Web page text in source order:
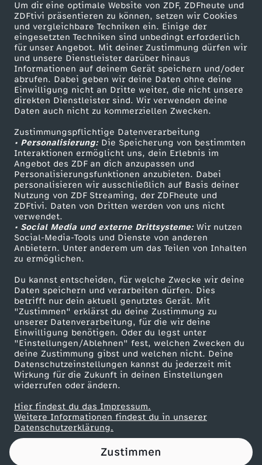
Um dir eine optimale Website von ZDF, ZDFheute und
ZDFtivi präsentieren zu können, setzen wir Cookies
und vergleichbare Techniken ein. Einige der
eingesetzten Techniken sind unbedingt erforderlich
für unser Angebot. Mit deiner Zustimmung dürfen wir
und unsere Dienstleister darüber hinaus
Informationen auf deinem Gerät speichern und/oder
abrufen. Dabei geben wir deine Daten ohne deine
Einwilligung nicht an Dritte weiter, die nicht unsere
direkten Dienstleister sind. Wir verwenden deine
Daten auch nicht zu kommerziellen Zwecken.
Zustimmungspflichtige Datenverarbeitung
• Personalisierung:Die Speicherung von bestimmten
Interaktionen ermöglicht uns, dein Erlebnis im
Angebot des ZDF an dich anzupassen und
Personalisierungsfunktionen anzubieten. Dabei
personalisieren wir ausschließlich auf Basis deiner
Nutzung von ZDF Streaming, der ZDFheute und
ZDFtivi. Daten von Dritten werden von uns nicht
verwendet.
• Social Media und externe Drittsysteme:Wir nutzen
Social-Media-Tools und Dienste von anderen
Anbietern. Unter anderem um das Teilen von Inhalten
zu ermöglichen.
Du kannst entscheiden, für welche Zwecke wir deine
Daten speichern und verarbeiten dürfen. Dies
betrifft nur dein aktuell genutztes Gerät. Mit
"Zustimmen" erklärst du deine Zustimmung zu
unserer Datenverarbeitung, für die wir deine
Einwilligung benötigen. Oder du legst unter
"Einstellungen/Ablehnen" fest, welchen Zwecken du
deine Zustimmung gibst und welchen nicht. Deine
Datenschutzeinstellungen kannst du jederzeit mit
Wirkung für die Zukunft in deinen Einstellungen
widerrufen oder ändern.
Hier findest du das Impressum.
Weitere Informationen findest du in unserer
Datenschutzerklärung.
Zustimmen
Mehr ZDF
ZDF-Apps
Smart TV
ZDFtext
Livestreams
Sendungen A-Z
TV-Programm
Service
ZDFmitreden
Kontakt zum ZDF
Tickets
Zuschauerservice
Hilfe
ZDF Unternehmen
Karriere
ZDF goes Schule
Werbefernsehen
Mainzelmännchen
Partner